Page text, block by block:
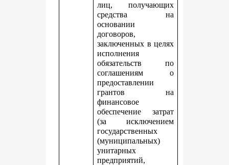
лиц, получающих
средства на
основании
договоров,
заключенных в целях
исполнения
обязательств по
соглашениям о
предоставлении
грантов на
финансовое
обеспечение затрат
(за исключением
государственных
(муниципальных)
унитарных
предприятий,